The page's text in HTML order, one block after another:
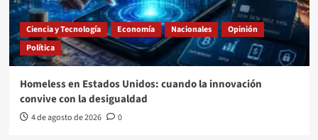
Ciencia y Tecnología Economía Nacionales
Opinión
Política
Homeless en Estados Unidos: cuando la innovación
convive con la desigualdad
4 de agosto de 2026 0